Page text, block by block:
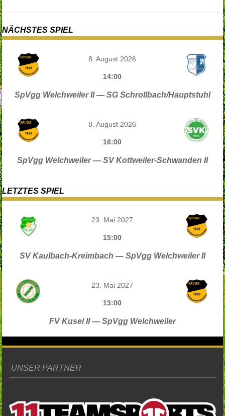
NÄCHSTES SPIEL
8. August 2026
14:00
SpVgg Welchweiler II — SG Schrollbach/Hauptstuhl
8. August 2026
16:00
SpVgg Welchweiler — SV Kottweiler-Schwanden II
LETZTES SPIEL
23. Mai 2027
15:00
SV Kaulbach-Kreimbach — SpVgg Welchweiler II
23. Mai 2027
13:00
FV Kusel II — SpVgg Welchweiler
UNSER PARTNER